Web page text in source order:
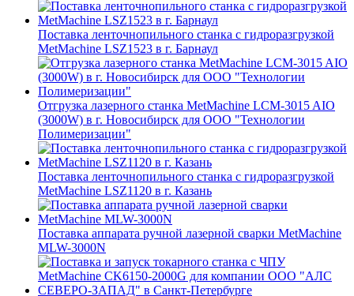
Поставка ленточнопильного станка c гидроразгрузкой
MetMachine LSZ1523 в г. Барнаул
Отгрузка лазерного станка MetMachine LCM-3015 AIO
(3000W) в г. Новосибирск для ООО "Технологии
Полимеризации"
Поставка ленточнопильного станка c гидроразгрузкой
MetMachine LSZ1120 в г. Казань
Поставка аппарата ручной лазерной сварки MetMachine
MLW-3000N